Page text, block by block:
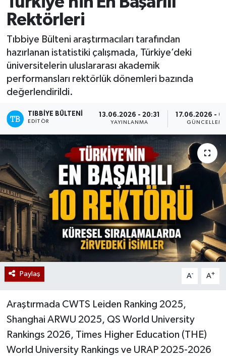
Rektörleri
Tıbbiye Bülteni araştırmacıları tarafından
hazırlanan istatistiki çalışmada, Türkiye’deki
üniversitelerin uluslararası akademik
performansları rektörlük dönemleri bazında
değerlendirildi.
TIBBIYE BÜLTENI
EDITÖR
13.06.2026 - 20:31
YAYINLANMA
17.06.2026 -
Paylaş A- A+
Araştırmada CWTS Leiden Ranking 2025,
Shanghai ARWU 2025, QS World University
Rankings 2026, Times Higher Education (THE)
World University Rankings ve URAP 2025-2026
Mevzuat